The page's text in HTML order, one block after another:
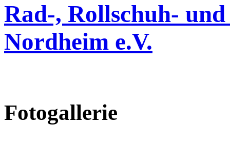
Rad-, Rollschuh-
Nordheim e.V.
Fotogallerie